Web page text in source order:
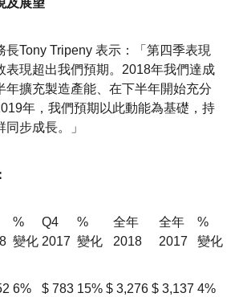
及展望
長Tony Tripeny 表示：「第四季表現
表現超出我們預期。2018年我們達成
年擴充製造產能、在下半年開始充分
年，我們預期以此動能為基礎，持
步成長。」
%
變化
Q4
2017
%
變化
全年
2018
全年
2017
%
變化
6% $ 783 15% $ 3,276 $ 3,137 4%